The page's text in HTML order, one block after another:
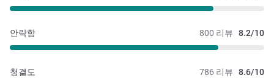
800 리뷰 8.2/10
안락함
786 리뷰 8.6/10
청결도